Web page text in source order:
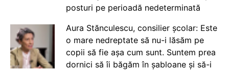
posturi pe perioadă nedeterminată
Aura Stănculescu, consilier școlar: Este
o mare nedreptate să nu-i lăsăm pe
copii să fie așa cum sunt. Suntem prea
dornici să îi băgăm în șabloane și să-i